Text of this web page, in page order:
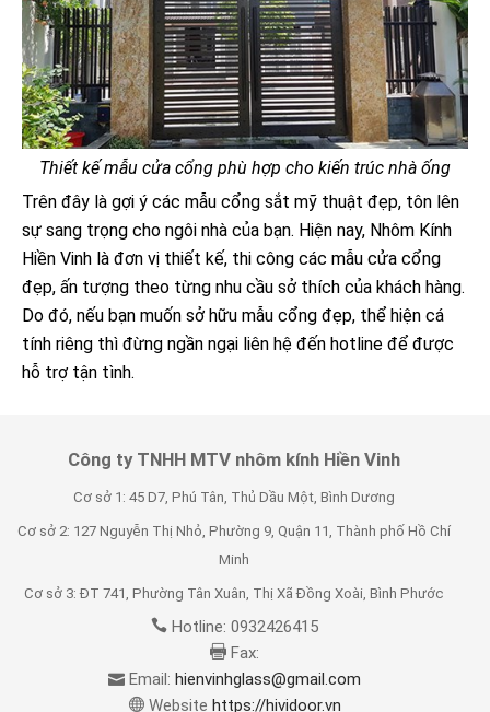
Thiết kế mẫu cửa cổng phù hợp cho kiến trúc nhà ống
Trên đây là gợi ý các mẫu cổng sắt mỹ thuật đẹp, tôn lên
sự sang trọng cho ngôi nhà của bạn. Hiện nay, Nhôm Kính
Hiền Vinh là đơn vị thiết kế, thi công các mẫu cửa cổng
đẹp, ấn tượng theo từng nhu cầu sở thích của khách hàng.
Do đó, nếu bạn muốn sở hữu mẫu cổng đẹp, thể hiện cá
tính riêng thì đừng ngần ngại liên hệ đến hotline để được
hỗ trợ tận tình.
Công ty TNHH MTV nhôm kính Hiền Vinh
Cơ sở 1: 45 D7, Phú Tân, Thủ Dầu Một, Bình Dương
Cơ sở 2: 127 Nguyễn Thị Nhỏ, Phường 9, Quận 11, Thành phố Hồ Chí
Minh
Cơ sở 3: ĐT 741, Phường Tân Xuân, Thị Xã Đồng Xoài, Bình Phước
Hotline: 0932426415
Fax:
Email: hienvinhglass@gmail.com
Website https://hividoor.vn